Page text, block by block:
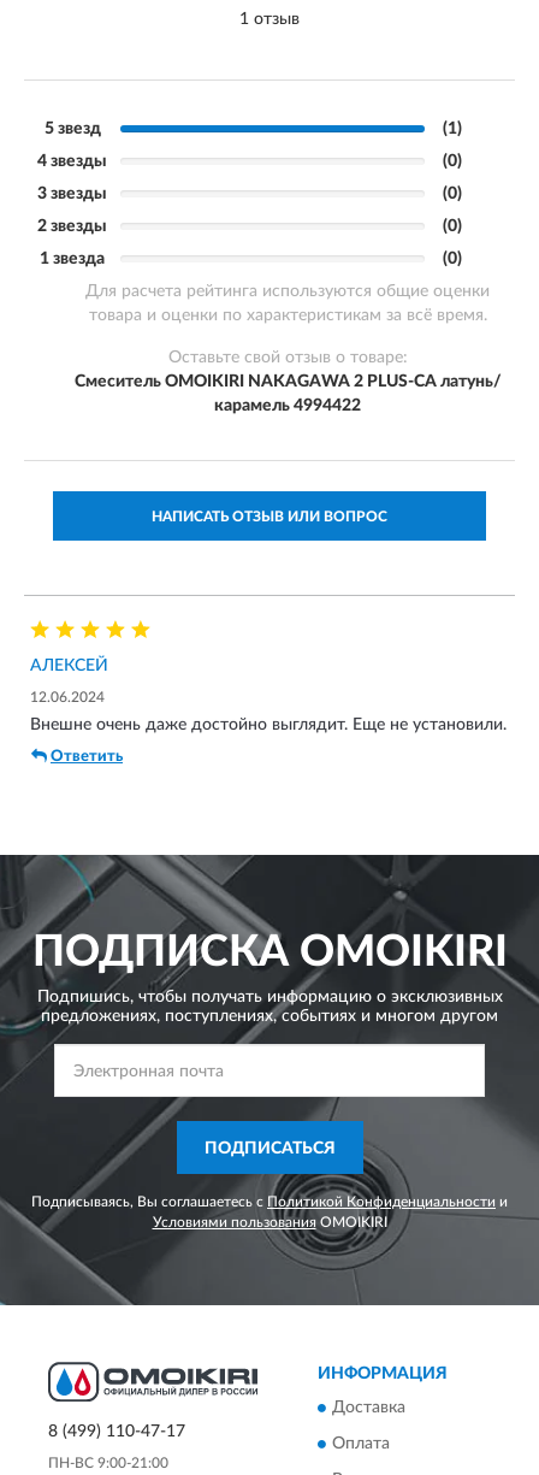
1 отзыв
5 звезд
(1)
4 звезды
(0)
3 звезды
(0)
2 звезды
(0)
1 звезда
(0)
Для расчета рейтинга используются общие оценки
товара и оценки по характеристикам за всё время.
Оставьте свой отзыв о товаре:
Смеситель OMOIKIRI NAKAGAWA 2 PLUS-CA латунь/
карамель 4994422
НАПИСАТЬ ОТЗЫВ ИЛИ ВОПРОС
АЛЕКСЕЙ
12.06.2024
Внешне очень даже достойно выглядит. Еще не установили.
Ответить
ПОДПИСКАOMOIKIRI
Подпишись, чтобы получать информацию о эксклюзивных
предложениях, поступлениях, событиях и многом другом
ПОДПИСАТЬСЯ
Подписываясь, Вы соглашаетесь с Политикой Конфиденциальности и
Условиями пользованияOMOIKIRI
8 (499) 110-47-17
ПН-ВС 9:00-21:00
ИНФОРМАЦИЯ
Доставка
Оплата